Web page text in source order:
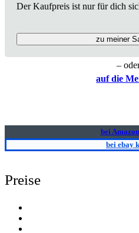
Der Kaufpreis ist nur für dich
zu meiner
–
auf die
bei
bei ebay
Preise